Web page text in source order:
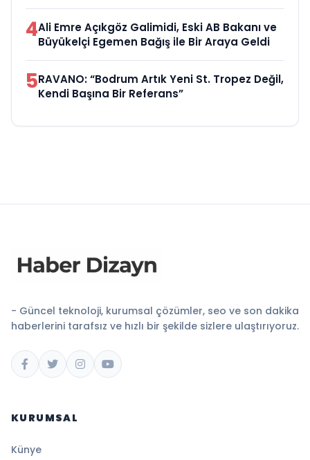
4Ali Emre Açıkgöz Galimidi, Eski AB Bakanı ve
Büyükelçi Egemen Bağış ile Bir Araya Geldi
5RAVANO: “Bodrum Artık Yeni St. Tropez Değil,
Kendi Başına Bir Referans”
- Güncel teknoloji, kurumsal çözümler, seo ve son dakika
haberlerini tarafsız ve hızlı bir şekilde sizlere ulaştırıyoruz.
KURUMSAL
Künye